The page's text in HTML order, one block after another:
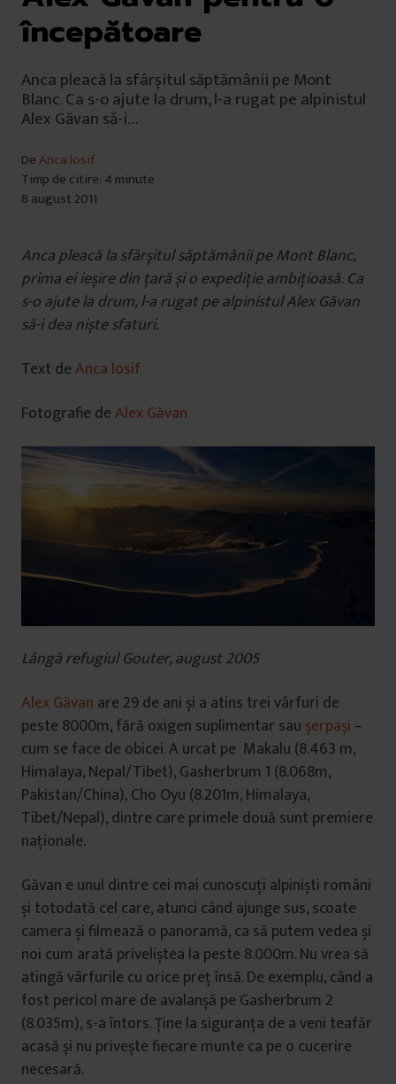
începătoare
Anca pleacă la sfârșitul săptămânii pe Mont
Blanc. Ca s-o ajute la drum, l-a rugat pe alpinistul
Alex Găvan să-i…
DeAnca Iosif
Timp de citire: 4 minute
8 august 2011
Anca pleacă la sfârșitul săptămânii pe Mont Blanc,
prima ei ieșire din țară și o expediție ambițioasă. Ca
s-o ajute la drum, l-a rugat pe alpinistul Alex Găvan
să-i dea niște sfaturi.
Text deAnca Iosif
Fotografie deAlex Găvan
Lângă refugiul Gouter, august 2005
Alex Găvan are 29 de ani și a atins trei vârfuri de
peste 8000m, fără oxigen suplimentar sau șerpași –
cum se face de obicei. A urcat pe Makalu (8.463 m,
Himalaya, Nepal/Tibet), Gasherbrum 1 (8.068m,
Pakistan/China), Cho Oyu (8.201m, Himalaya,
Tibet/Nepal), dintre care primele două sunt premiere
naționale.
Găvan e unul dintre cei mai cunoscuți alpiniști români
și totodată cel care, atunci când ajunge sus, scoate
camera și filmează o panoramă, ca să putem vedea și
noi cum arată priveliștea la peste 8.000m. Nu vrea să
atingă vârfurile cu orice preț însă. De exemplu, când a
fost pericol mare de avalanșă pe Gasherbrum 2
(8.035m), s-a întors. Ţine la siguranța de a veni teafăr
acasă și nu privește fiecare munte ca pe o cucerire
necesară.